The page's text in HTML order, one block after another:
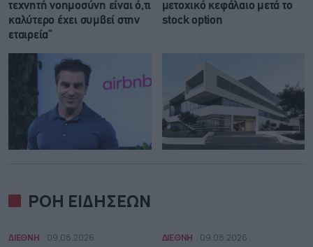
τεχνητή νοημοσύνη είναι ό,τι
καλύτερο έχει συμβεί στην
εταιρεία”
μετοχικό κεφάλαιο μετά το
stock option
ΡΟΗ ΕΙΔΗΣΕΩΝ
ΔΙΕΘΝΗ 09.08.2026 ΔΙΕΘΝΗ 09.08.2026